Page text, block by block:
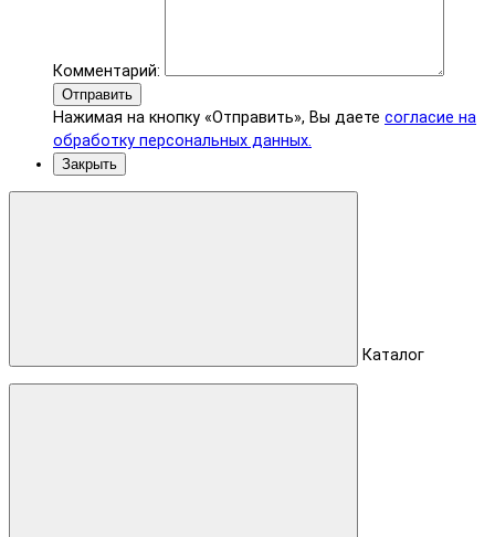
Комментарий:
Отправить
Нажимая на кнопку «Отправить», Вы даете согласие на
обработку персональных данных.
Закрыть
Каталог